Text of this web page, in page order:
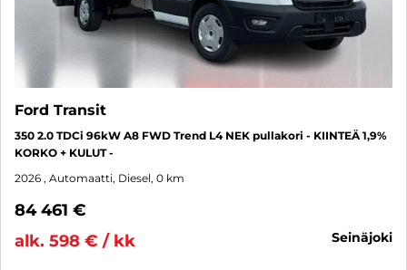
Ford Transit
350 2.0 TDCi 96kW A8 FWD Trend L4 NEK pullakori - KIINTEÄ 1,9%
KORKO + KULUT -
2026 , Automaatti, Diesel, 0 km
84 461 €
alk. 598 € / kk
seinäjoki